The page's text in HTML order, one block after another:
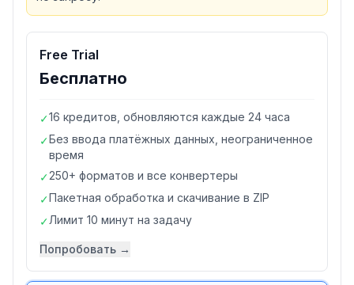
Free Trial
Бесплатно
✓16 кредитов, обновляются каждые 24 часа
✓Без ввода платёжных данных, неограниченное
время
✓250+ форматов и все конвертеры
✓Пакетная обработка и скачивание в ZIP
✓Лимит 10 минут на задачу
Попробовать →